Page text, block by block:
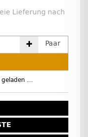
Lieferung nach
Paar
...